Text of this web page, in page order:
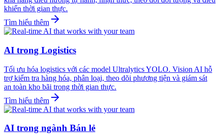
khiển thời gian thực.
Tìm hiểu thêm
AI trong Logistics
Tối ưu hóa logistics với các model Ultralytics YOLO. Vision AI hỗ
trợ kiểm tra hàng hóa, phân loại, theo dõi phương tiện và giám sát
an toàn kho bãi trong thời gian thực.
Tìm hiểu thêm
AI trong ngành Bán lẻ